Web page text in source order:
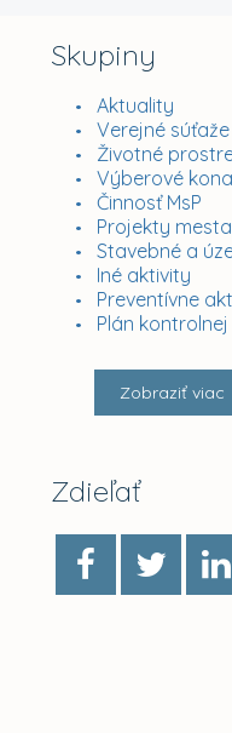
Skupiny
Aktuality
Verejné
Životné
Výberové
Činnosť MsP
Projekty mesta
Stavebné a
Iné aktivity
Preventívne
Plán
Zobraziť viac
Zdieľať